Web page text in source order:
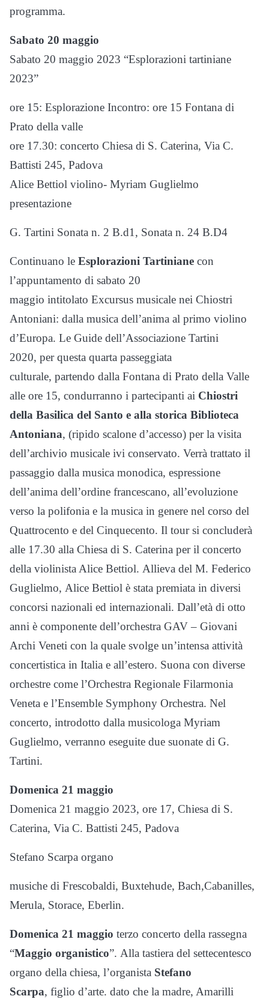
programma.
Sabato 20 maggio
Sabato 20 maggio 2023 “Esplorazioni tartiniane
2023”
ore 15: Esplorazione Incontro: ore 15 Fontana di
Prato della valle
ore 17.30: concerto Chiesa di S. Caterina, Via C.
Battisti 245, Padova
Alice Bettiol violino- Myriam Guglielmo
presentazione
G. Tartini Sonata n. 2 B.d1, Sonata n. 24 B.D4
Continuano le Esplorazioni Tartiniane con
l’appuntamento di sabato 20
maggio intitolato Excursus musicale nei Chiostri
Antoniani: dalla musica dell’anima al primo violino
d’Europa. Le Guide dell’Associazione Tartini
2020, per questa quarta passeggiata
culturale, partendo dalla Fontana di Prato della Valle
alle ore 15, condurranno i partecipanti ai Chiostri
della Basilica del Santo e alla storica Biblioteca
Antoniana, (ripido scalone d’accesso) per la visita
dell’archivio musicale ivi conservato. Verrà trattato il
passaggio dalla musica monodica, espressione
dell’anima dell’ordine francescano, all’evoluzione
verso la polifonia e la musica in genere nel corso del
Quattrocento e del Cinquecento. Il tour si concluderà
alle 17.30 alla Chiesa di S. Caterina per il concerto
della violinista Alice Bettiol. Allieva del M. Federico
Guglielmo, Alice Bettiol è stata premiata in diversi
concorsi nazionali ed internazionali. Dall’età di otto
anni è componente dell’orchestra GAV – Giovani
Archi Veneti con la quale svolge un’intensa attività
concertistica in Italia e all’estero. Suona con diverse
orchestre come l’Orchestra Regionale Filarmonia
Veneta e l’Ensemble Symphony Orchestra. Nel
concerto, introdotto dalla musicologa Myriam
Guglielmo, verranno eseguite due suonate di G.
Tartini.
Domenica 21 maggio
Domenica 21 maggio 2023, ore 17, Chiesa di S.
Caterina, Via C. Battisti 245, Padova
Stefano Scarpa organo
musiche di Frescobaldi, Buxtehude, Bach,Cabanilles,
Merula, Storace, Eberlin.
Domenica 21 maggio terzo concerto della rassegna
“Maggio organistico”. Alla tastiera del settecentesco
organo della chiesa, l’organista Stefano
Scarpa, figlio d’arte. dato che la madre, Amarilli